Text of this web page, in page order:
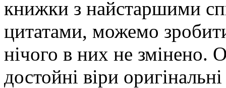
книжки з найстар­шими
цитатами, можемо
нічого в них не змінено.
достойні віри